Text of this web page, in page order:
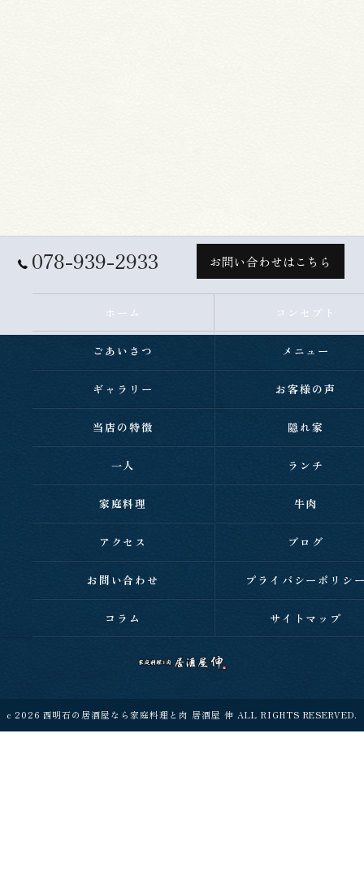
078-939-2933 お問い合わせはこちら
ホーム コンセプト
ごあいさつ メニュー
ギャラリー お客様の声
当店の特徴 隠れ家
一人 ランチ
家庭料理 牛肉
アクセス ブログ
お問い合わせ プライバシーポリシ
コラム サイトマップ
c 2026 西明石の居酒屋なら家庭料理と肉 居酒屋 伸 ALL RIGHTS RESERVED.